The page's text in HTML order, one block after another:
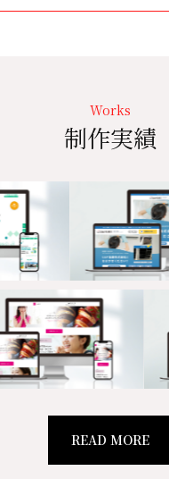
Works
制作実績
READ MORE